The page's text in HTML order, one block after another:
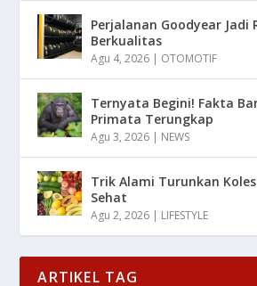
Perjalanan Goodyear Jadi
Berkualitas
Agu 4, 2026 | OTOMOTIF
Ternyata Begini! Fakta
Primata Terungkap
Agu 3, 2026 | NEWS
Trik Alami Turunkan
Sehat
Agu 2, 2026 | LIFESTYLE
ARTIKEL TAG